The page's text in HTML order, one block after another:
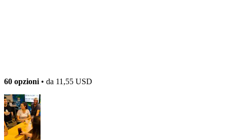
60 opzioni • da 11,55 USD